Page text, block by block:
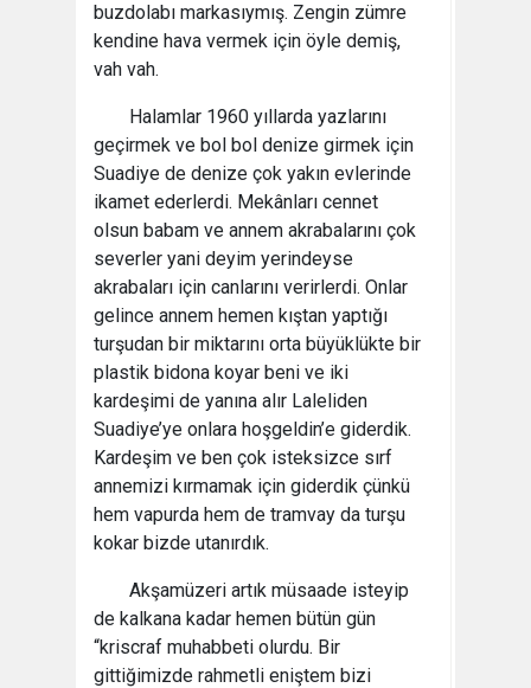
buzdolabı markasıymış. Zengin zümre
kendine hava vermek için öyle demiş,
vah vah.
Halamlar 1960 yıllarda yazlarını
geçirmek ve bol bol denize girmek için
Suadiye de denize çok yakın evlerinde
ikamet ederlerdi. Mekânları cennet
olsun babam ve annem akrabalarını çok
severler yani deyim yerindeyse
akrabaları için canlarını verirlerdi. Onlar
gelince annem hemen kıştan yaptığı
turşudan bir miktarını orta büyüklükte bir
plastik bidona koyar beni ve iki
kardeşimi de yanına alır Laleliden
Suadiye’ye onlara hoşgeldin’e giderdik.
Kardeşim ve ben çok isteksizce sırf
annemizi kırmamak için giderdik çünkü
hem vapurda hem de tramvay da turşu
kokar bizde utanırdık.
Akşamüzeri artık müsaade isteyip
de kalkana kadar hemen bütün gün
“kriscraf muhabbeti olurdu. Bir
gittiğimizde rahmetli eniştem bizi